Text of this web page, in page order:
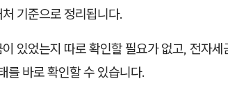
기준으로 정리됩니다.
있었는지 따로 확인할 필요가 없고, 전자
를 바로 확인할 수 있습니다.